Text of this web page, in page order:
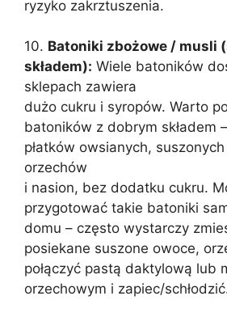
ryzyko zakrztuszenia.
10. Batoniki zbożowe / musli
składem): Wiele batoników
sklepach zawiera
dużo cukru i syropów. Warto
batoników z dobrym składem
płatków owsianych,
orzechów
i nasion, bez dodatku cukru.
przygotować takie batoniki
domu – często wystarczy
posiekane suszone owoce,
połączyć pastą daktylową lub
orzechowym i zapiec/